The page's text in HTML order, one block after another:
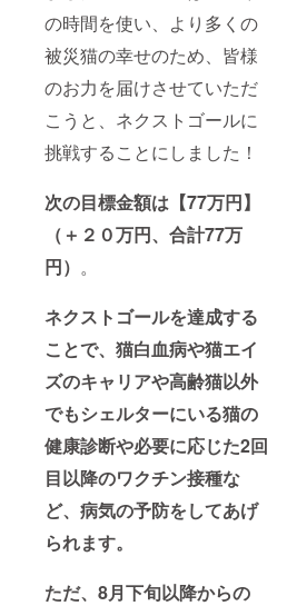
の時間を使い、より多くの
被災猫の幸せのため、皆様
のお力を届けさせていただ
こうと、ネクストゴールに
挑戦することにしました！
次の目標金額は【77万円】
（＋２０万円、合計77万
円） 。
ネクストゴールを達成する
ことで、猫白血病や猫エイ
ズのキャリアや高齢猫以外
でもシェルターにいる猫の
健康診断や必要に応じた2回
目以降のワクチン接種な
ど、病気の予防をしてあげ
られます。
ただ、8月下旬以降からの